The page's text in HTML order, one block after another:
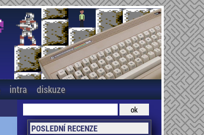
intra diskuze
POSLEDNÍ RECENZE